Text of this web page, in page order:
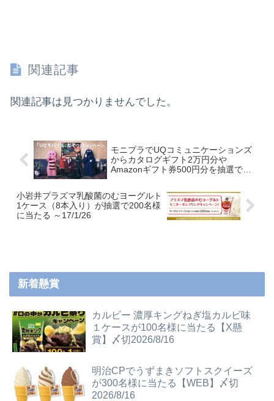
関連記事
関連記事は見つかりませんでした。
モニプラでUQコミュニケーションズ
からカタログギフト2万円分や
Amazonギフト券500円分を抽選で合
小岩井プラズマ乳酸菌のむヨーグルト
1ケース（8本入り）が抽選で200名様
に当たる ～17/1/26
新着懸賞
カルビー 濃厚キングねぎ塩カルビ味
１ケースが100名様に当たる【X懸
賞】〆切2026/8/16
明治CPでうずまきソフトスクイーズ
が300名様に当たる【WEB】〆切
2026/8/16